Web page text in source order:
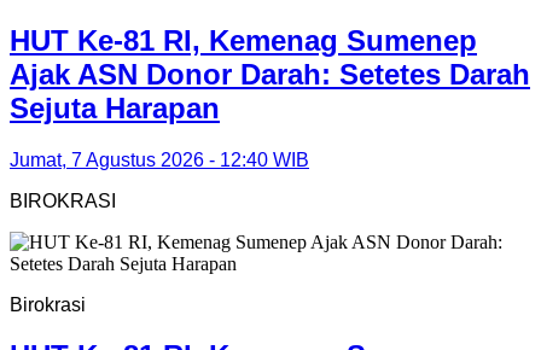
HUT Ke-81 RI, Kemenag Sumenep
Ajak ASN Donor Darah: Setetes Darah
Sejuta Harapan
Jumat, 7 Agustus 2026 - 12:40 WIB
BIROKRASI
Birokrasi